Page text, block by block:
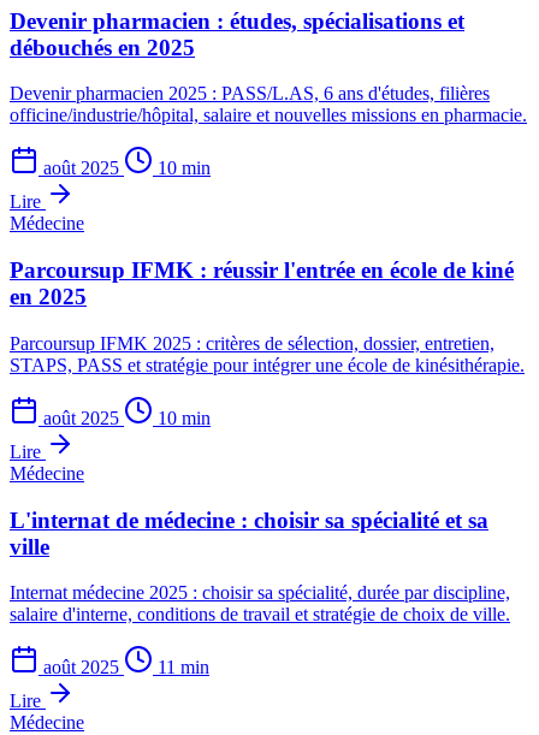
Devenir pharmacien : études, spécialisations et
débouchés en 2025
Devenir pharmacien 2025 : PASS/L.AS, 6 ans d'études, filières
officine/industrie/hôpital, salaire et nouvelles missions en pharmacie.
août 2025
10 min
Lire
Médecine
Parcoursup IFMK : réussir l'entrée en école de kiné
en 2025
Parcoursup IFMK 2025 : critères de sélection, dossier, entretien,
STAPS, PASS et stratégie pour intégrer une école de kinésithérapie.
août 2025
10 min
Lire
Médecine
L'internat de médecine : choisir sa spécialité et sa
ville
Internat médecine 2025 : choisir sa spécialité, durée par discipline,
salaire d'interne, conditions de travail et stratégie de choix de ville.
août 2025
11 min
Lire
Médecine